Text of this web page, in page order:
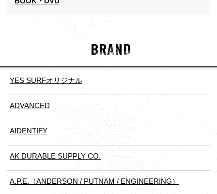
BRAND
YES SURFオリジナル
ADVANCED
AIDENTIFY
AK DURABLE SUPPLY CO.
A.P.E.（ANDERSON / PUTNAM / ENGINEERING）